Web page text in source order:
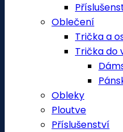
Oblečení
Trička a
Trička do
Obleky
Ploutve
Příslušenství